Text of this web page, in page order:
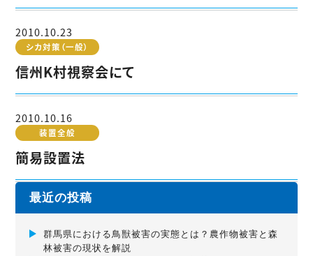
2010.10.23
シカ対策（一般）
信州K村視察会にて
2010.10.16
装置全般
簡易設置法
最近の投稿
群馬県における鳥獣被害の実態とは？農作物被害と森
林被害の現状を解説